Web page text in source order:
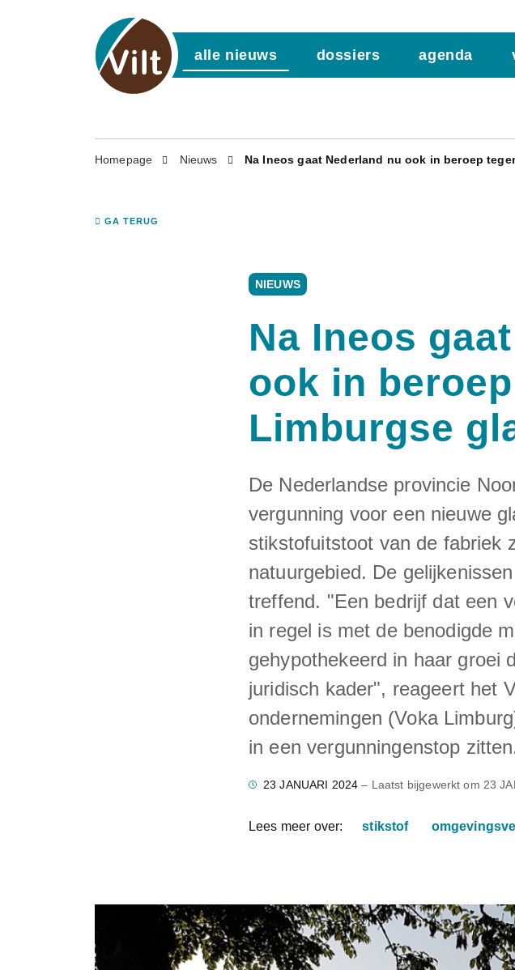
alle nieuws dossiers agenda
Homepage Nieuws Na Ineos gaat Nederland nu ook in beroep
GA TERUG
NIEUWS
Na Ineos
ook in
Limburgse
De Nederlandse provincie
vergunning voor een nieuwe
stikstofuitstoot van de fabriek
natuurgebied. De
treffend. "Een bedrijf dat een
in regel is met de benodigde
gehypothekeerd in haar groei
juridisch kader", reageert het
ondernemingen (Voka
in een vergunningenstop
23 JANUARI 2024 – Laatst bijgewerkt om 23
Lees meer over: stikstof